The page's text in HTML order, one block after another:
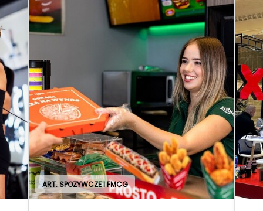
ART. SPOŻYWCZE I FMCG